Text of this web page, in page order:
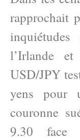
rapprochait
l’Irlande
USD/JPY
yens pour
couronne
9.30 face